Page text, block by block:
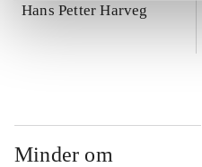
Hans Petter Harveg
Minder om